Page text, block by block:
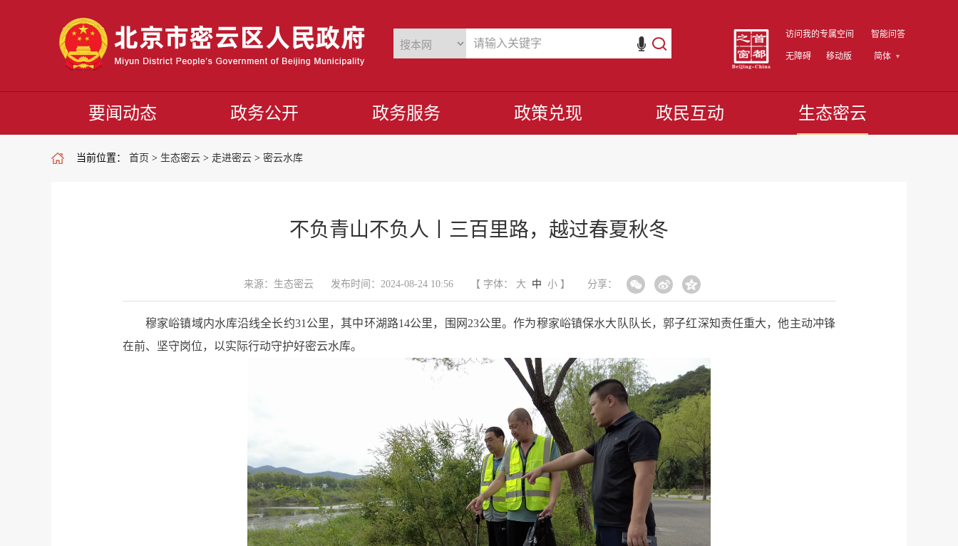
访问我的专属空间 智能问答
无障碍 移动版 简体
要闻动态 政务公开 政务服务 政策兑现 政民互动 生态密云
当前位置： 首页 > 生态密云 > 走进密云 > 密云水库
不负青山不负人丨三百里路，越过春夏秋冬
来源：生态密云 发布时间：2024-08-24 10:56 【 字体： 大 中 小】 分享：
穆家峪镇域内水库沿线全长约31公里，其中环湖路14公里，围网23公里。作为穆家峪镇保水大队队长，郭子红深知责任重大，他主动冲锋
在前、坚守岗位，以实际行动守护好密云水库。